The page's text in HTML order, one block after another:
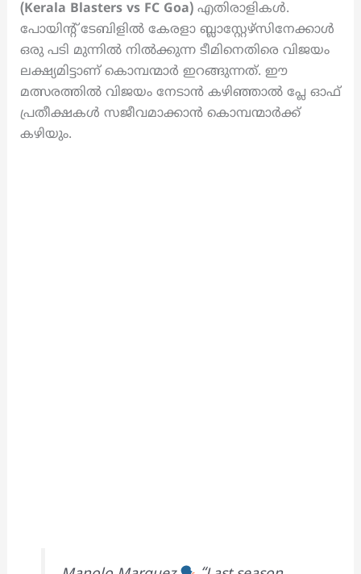
(Kerala Blasters vs FC Goa)എതിരാളികൾ.
പോയിന്റ് ടേബിളിൽ കേരളാ ബ്ലാസ്റ്റേഴ്‌സിനേക്കാൾ
ഒരു പടി മുന്നിൽ നിൽക്കുന്ന ടീമിനെതിരെ വിജയം
ലക്ഷ്യമിട്ടാണ് കൊമ്പന്മാർ ഇറങ്ങുന്നത്. ഈ
മത്സരത്തിൽ വിജയം നേടാൻ കഴിഞ്ഞാൽ പ്ലേ ഓഫ്
പ്രതീക്ഷകൾ സജീവമാക്കാൻ കൊമ്പന്മാർക്ക്
കഴിയും.